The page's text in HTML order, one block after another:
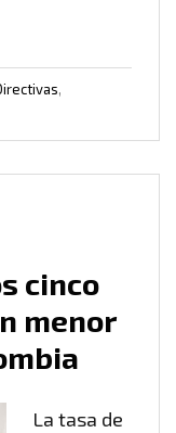
,
cinco
menor
La tasa de